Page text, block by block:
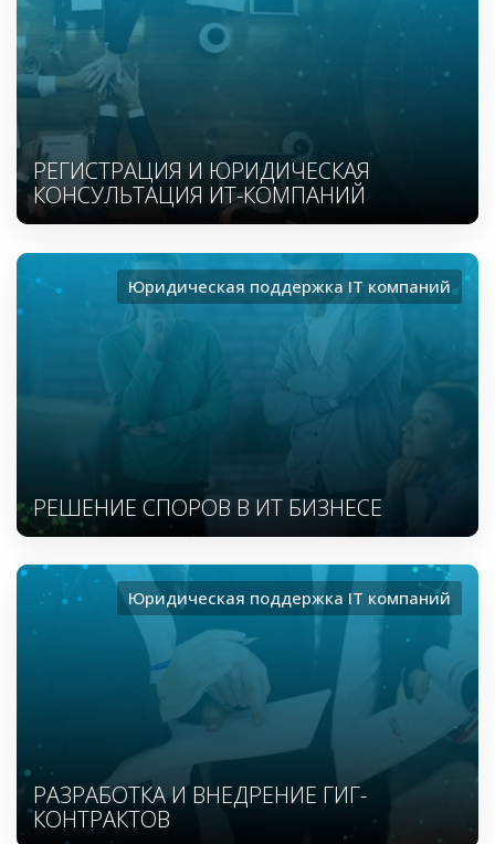
РЕГИСТРАЦИЯ И ЮРИДИЧЕСКАЯ
КОНСУЛЬТАЦИЯ ИТ-КОМПАНИЙ
РЕШЕНИЕ СПОРОВ В ИТ БИЗНЕСЕ
Юридическая поддержка ІТ компаний
РАЗРАБОТКА И ВНЕДРЕНИЕ ГИГ-
КОНТРАКТОВ
Юридическая поддержка ІТ компаний